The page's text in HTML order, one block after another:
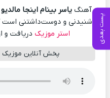
پست بعدی
آهنگ یاسر بینام اینجا
شنیدنی و دوست‌داشتنی است
استر موزیک دریافت و
پخش آنلاین موزیک